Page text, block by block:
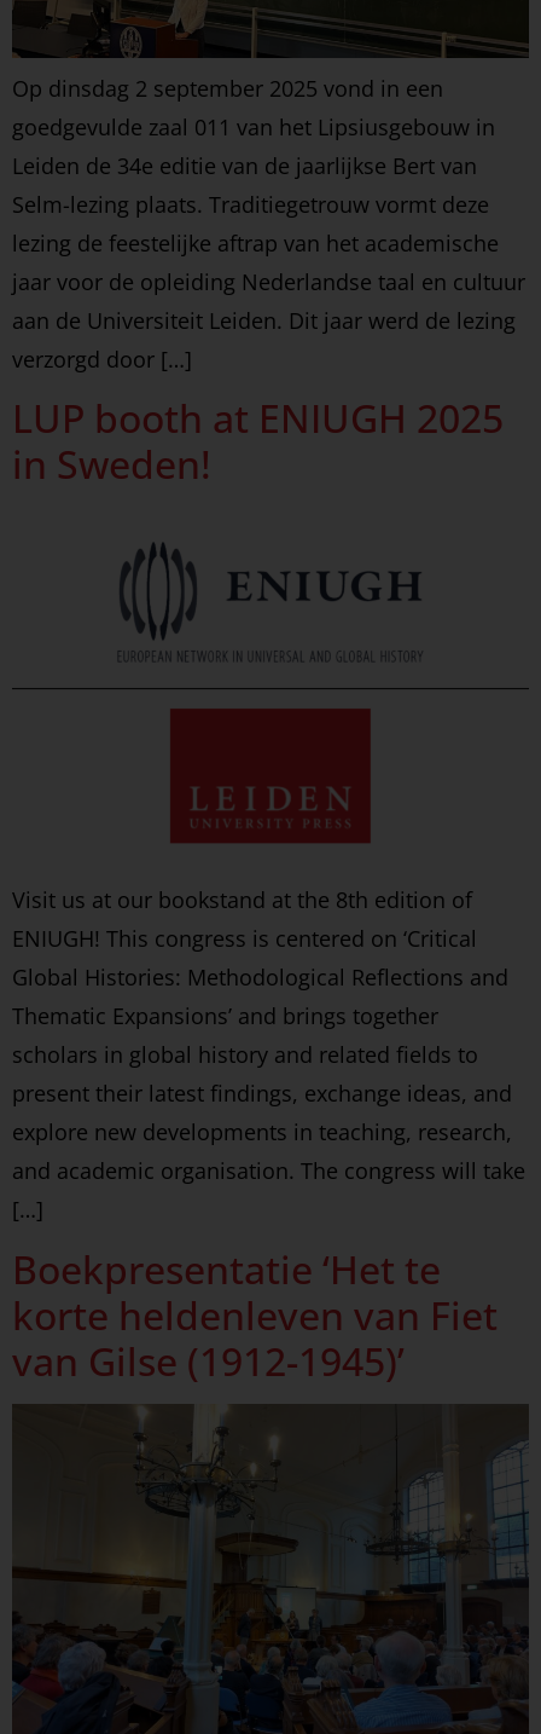
Op dinsdag 2 september 2025 vond in een
goedgevulde zaal 011 van het Lipsiusgebouw in
Leiden de 34e editie van de jaarlijkse Bert van
Selm-lezing plaats. Traditiegetrouw vormt deze
lezing de feestelijke aftrap van het academische
jaar voor de opleiding Nederlandse taal en cultuur
aan de Universiteit Leiden. Dit jaar werd de lezing
verzorgd door […]
LUP booth at ENIUGH 2025
in Sweden!
Visit us at our bookstand at the 8th edition of
ENIUGH! This congress is centered on ‘Critical
Global Histories: Methodological Reflections and
Thematic Expansions’ and brings together
scholars in global history and related fields to
present their latest findings, exchange ideas, and
explore new developments in teaching, research,
and academic organisation. The congress will take
[…]
Boekpresentatie ‘Het te
korte heldenleven van Fiet
van Gilse (1912-1945)’